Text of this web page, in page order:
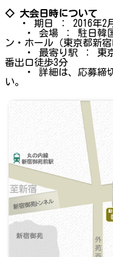
◇ 大会日時について
・ 期日 ： 2016年2月
・ 会場 ： 駐日韓国
ン・ホール（東京都新宿
・ 最寄り駅 ： 東京
番出口徒歩3分
・ 詳細は、応募締切
い。